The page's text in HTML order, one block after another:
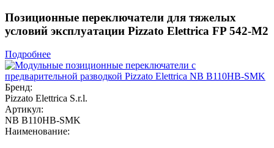
Позиционные переключатели для тяжелых
условий эксплуатации Pizzato Elettrica FP 542-M2
Подробнее
Бренд:
Pizzato Elettrica S.r.l.
Артикул:
NB B110HB-SMK
Наименование: